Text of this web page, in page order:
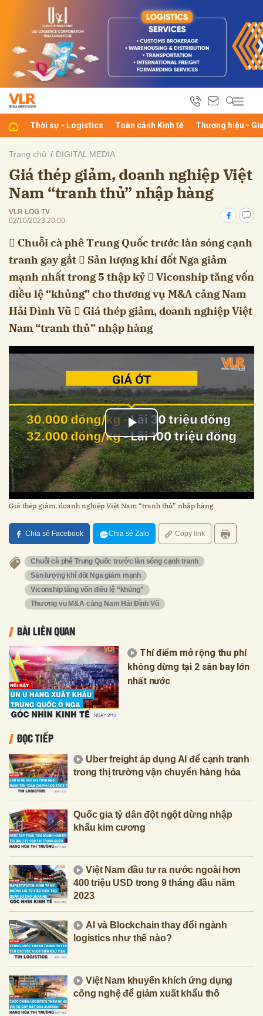
Thời sự - Logistics Toàn cảnh Kinh tế Thương hiệu -
Trang chủ DIGITAL MEDIA
Giá thép giảm, doanh nghiệp Việt
Nam “tranh thủ” nhập hàng
VLR LOG TV
02/10/2023 20:00
 Chuỗi cà phê Trung Quốc trước làn sóng cạnh
tranh gay gắt  Sản lượng khí đốt Nga giảm
mạnh nhất trong 5 thập kỷ  Viconship tăng vốn
điều lệ “khủng” cho thương vụ M&A cảng Nam
Hải Đình Vũ  Giá thép giảm, doanh nghiệp Việt
Nam “tranh thủ” nhập hàng
Giá thép giảm, doanh nghiệp Việt Nam “tranh thủ” nhập hàng
Chia sẻ Facebook Chia sẻ Zalo Copy link
Chuỗi cà phê Trung Quốc trước làn sóng cạnh tranh
Sản lượng khí đốt Nga giảm mạnh
Viconship tăng vốn điều lệ “khủng”
Thương vụ M&A cảng Nam Hải Đình Vũ
BÀI LIÊN QUAN
Thí điểm mở rộng thu phí
không dừng tại 2 sân bay lớn
nhất nước
ĐỌC TIẾP
Uber freight áp dụng AI để cạnh tranh
trong thị trường vận chuyển hàng hóa
Quốc gia tỷ dân đột ngột dừng nhập
khẩu kim cương
Việt Nam đầu tư ra nước ngoài hơn
400 triệu USD trong 9 tháng đầu năm
2023
AI và Blockchain thay đổi ngành
logistics như thế nào?
Việt Nam khuyến khích ứng dụng
công nghệ để giảm xuất khẩu thô
luận
Hủy